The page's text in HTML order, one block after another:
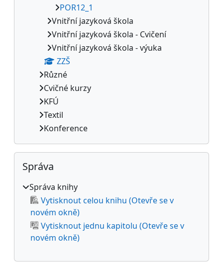
POR12_1
Vnitřní jazyková škola
Vnitřní jazyková škola - Cvičení
Vnitřní jazyková škola - výuka
ZZŠ
Různé
Cvičné kurzy
KFÚ
Textil
Konference
Přeskočit: Správa
Správa
Správa knihy
Vytisknout celou knihu (Otevře se v
novém okně)
Vytisknout jednu kapitolu (Otevře se v
novém okně)